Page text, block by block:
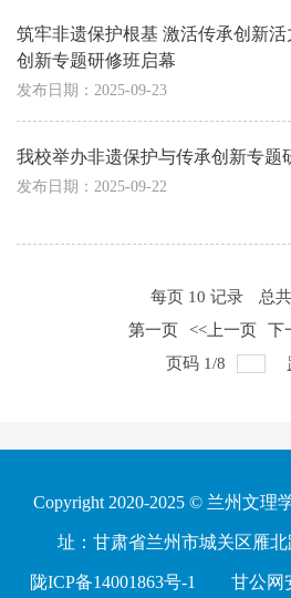
筑牢非遗保护根基 激活传承创新
创新专题研修班启幕
发布日期：2025-09-23
我校举办非遗保护与传承创新专题
发布日期：2025-09-22
每页 10 记录 总共
第一页
<<上一页 下
页码 1/8
Copyright 2020-2025 © 兰州文理
址：甘肃省兰州市城关区雁北
陇ICP备14001863号-1 甘公网